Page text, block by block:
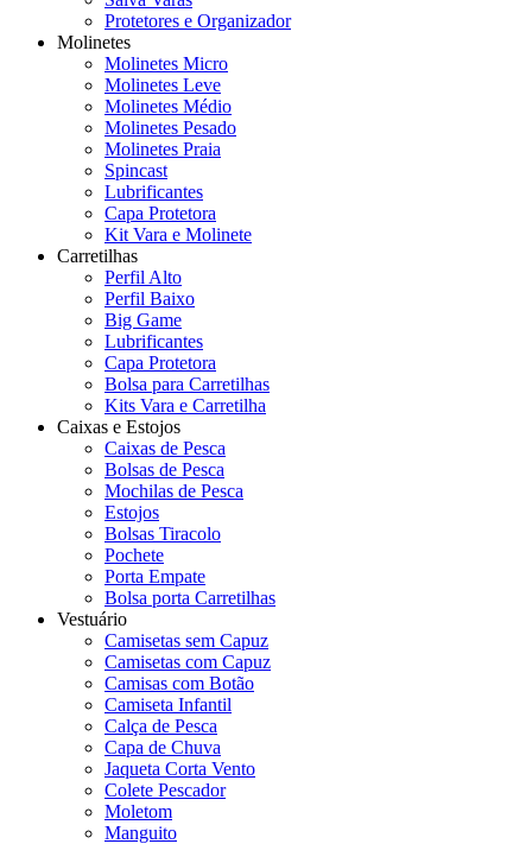
Protetores e Organizador
Molinetes
Molinetes Micro
Molinetes Leve
Molinetes Médio
Molinetes Pesado
Molinetes Praia
Spincast
Lubrificantes
Capa Protetora
Kit Vara e Molinete
Carretilhas
Perfil Alto
Perfil Baixo
Big Game
Lubrificantes
Capa Protetora
Bolsa para Carretilhas
Kits Vara e Carretilha
Caixas e Estojos
Caixas de Pesca
Bolsas de Pesca
Mochilas de Pesca
Estojos
Bolsas Tiracolo
Pochete
Porta Empate
Bolsa porta Carretilhas
Vestuário
Camisetas sem Capuz
Camisetas com Capuz
Camisas com Botão
Camiseta Infantil
Calça de Pesca
Capa de Chuva
Jaqueta Corta Vento
Colete Pescador
Moletom
Manguito